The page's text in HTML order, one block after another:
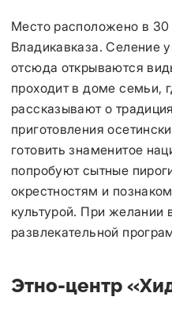
Место расположено в 30
Владикавказа. Селение
отсюда открываются
проходит в доме семьи,
рассказывают о
приготовления
готовить знаменитое
попробуют сытные
окрестностям и
культурой. При желании
развлекательной
Этно-центр